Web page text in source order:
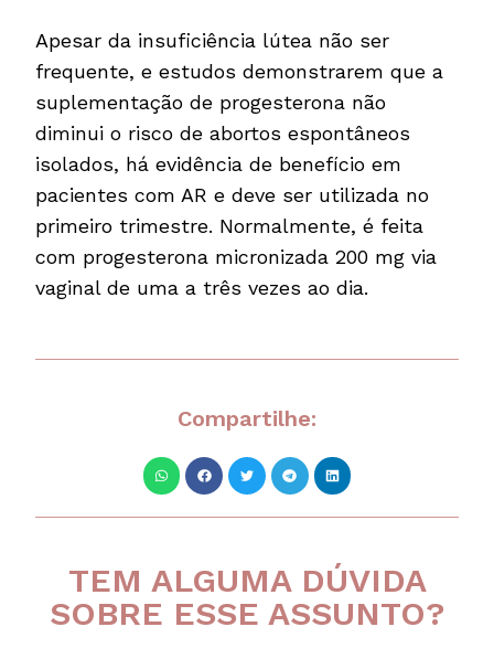
Apesar da insuficiência lútea não ser
frequente, e estudos demonstrarem que a
suplementação de progesterona não
diminui o risco de abortos espontâneos
isolados, há evidência de benefício em
pacientes com AR e deve ser utilizada no
primeiro trimestre. Normalmente, é feita
com progesterona micronizada 200 mg via
vaginal de uma a três vezes ao dia.
Compartilhe:
TEM ALGUMA DÚVIDA
SOBRE ESSE ASSUNTO?